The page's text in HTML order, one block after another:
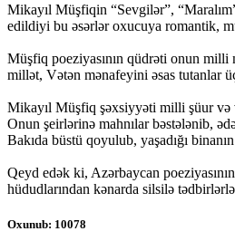
Mikayıl Müşfiqin “Sevgilər”,
edildiyi bu əsərlər oxucuya romantik,
Müşfiq poeziyasının qüdrəti onun milli
millət, Vətən mənafeyini əsas tutanlar
Mikayıl Müşfiq şəxsiyyəti milli şüur və
Onun şeirlərinə mahnılar bəstələnib,
Bakıda büstü qoyulub, yaşadığı
Qeyd edək ki, Azərbaycan
hüdudlarından kənarda silsilə
Oxunub: 10078